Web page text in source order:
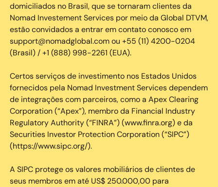
domiciliados no Brasil, que se tornaram clientes da
Nomad Investement Services por meio da Global DTVM,
estão convidados a entrar em contato conosco em
support@nomadglobal.com ou +55 (11) 4200-0204
(Brasil) / +1 (888) 998-2261 (EUA).
Certos serviços de investimento nos Estados Unidos
fornecidos pela Nomad Investment Services dependem
de integrações com parceiros, como a Apex Clearing
Corporation (“Apex”), membro da Financial Industry
Regulatory Authority (“FINRA”) (www.finra.org) e da
Securities Investor Protection Corporation (“SIPC”)
(https://www.sipc.org/).
A SIPC protege os valores mobiliários de clientes de
seus membros em até US$ 250.000,00 para